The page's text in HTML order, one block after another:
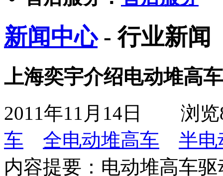
新闻中心- 行业新闻
上海奕宇介绍电动堆高
2011年11月14日 浏览
车
全电动堆高车
半电
内容提要： 电动堆高车